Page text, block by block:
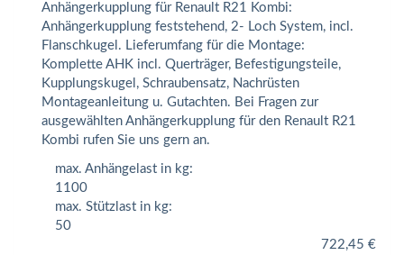
Anhängerkupplung für Renault R21 Kombi:
Anhängerkupplung feststehend, 2- Loch System, incl.
Flanschkugel. Lieferumfang für die Montage:
Komplette AHK incl. Querträger, Befestigungsteile,
Kupplungskugel, Schraubensatz, Nachrüsten
Montageanleitung u. Gutachten. Bei Fragen zur
ausgewählten Anhängerkupplung für den Renault R21
Kombi rufen Sie uns gern an.
max. Anhängelast in kg:
1100
max. Stützlast in kg:
50
722,45 €